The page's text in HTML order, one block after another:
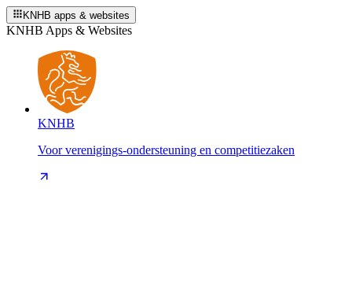
KNHB apps & websites
KNHB Apps & Websites
KNHB
Voor verenigings-ondersteuning en competitiezaken